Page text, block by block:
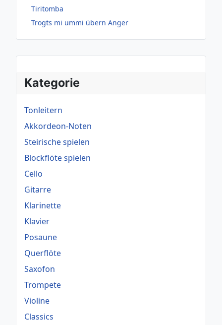
Kategorie
Tonleitern
Akkordeon-Noten
Steirische spielen
Blockflöte spielen
Cello
Gitarre
Klarinette
Klavier
Posaune
Querflöte
Saxofon
Trompete
Violine
Classics
Tiritomba
Trogts mi ummi übern Anger